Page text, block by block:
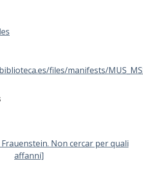
files/manifests/
Frauenstein. Non cercar per quali
affanni]